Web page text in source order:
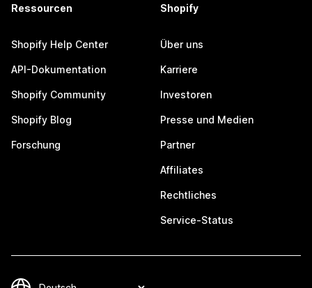
Ressourcen
Shopify Help Center
API-Dokumentation
Shopify Community
Shopify Blog
Forschung
Shopify
Über uns
Karriere
Investoren
Presse und Medien
Partner
Affiliates
Rechtliches
Service-Status